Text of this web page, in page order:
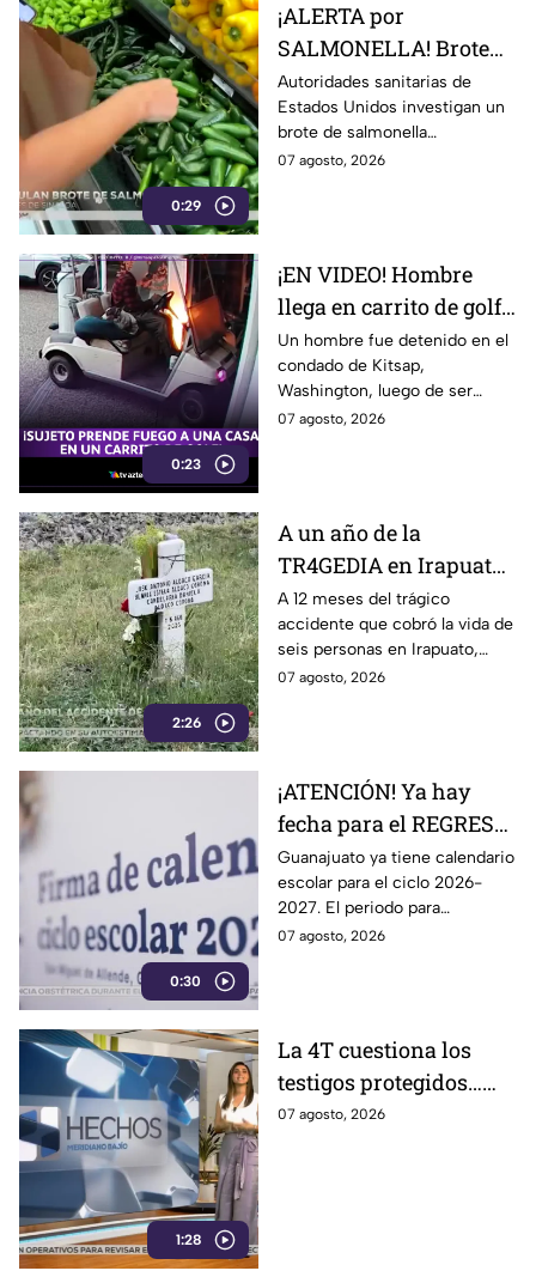
0:29
¡ALERTA por
SALMONELLA! Brote
ligado a CHILES
jalapeños ya afecta a 27
estados
Autoridades sanitarias de
Estados Unidos investigan un
brote de salmonella
relacionado con chiles
07 agosto, 2026
0:23
¡EN VIDEO! Hombre
llega en carrito de golf
con un perro y termina
DESATANDO inc3ndio
en una casa
Un hombre fue detenido en el
condado de Kitsap,
Washington, luego de ser
señalado como presunto
07 agosto, 2026
2:26
A un año de la
TR4GEDIA en Irapuato:
así luce hoy el lugar
donde MURI3RON seis
personas arroll4das
por el tren
A 12 meses del trágico
accidente que cobró la vida de
seis personas en Irapuato,
flores, veladoras y murales
07 agosto, 2026
0:30
¡ATENCIÓN! Ya hay
fecha para el REGRESO
A CLASES en
Guanajuato: esto marca
el calendario 2026-
2027
Guanajuato ya tiene calendario
escolar para el ciclo 2026-
2027. El periodo para
Preescolar, primaria y
07 agosto, 2026
1:28
La 4T cuestiona los
testigos protegidos…
hasta que le sirven
07 agosto, 2026